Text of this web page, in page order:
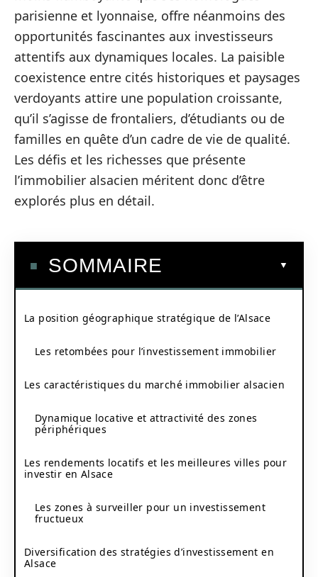
parisienne et lyonnaise, offre néanmoins des
opportunités fascinantes aux investisseurs
attentifs aux dynamiques locales. La paisible
coexistence entre cités historiques et paysages
verdoyants attire une population croissante,
qu’il s’agisse de frontaliers, d’étudiants ou de
familles en quête d’un cadre de vie de qualité.
Les défis et les richesses que présente
l’immobilier alsacien méritent donc d’être
explorés plus en détail.
SOMMAIRE
La position géographique stratégique de l’Alsace
Les retombées pour l’investissement immobilier
Les caractéristiques du marché immobilier alsacien
Dynamique locative et attractivité des zones
périphériques
Les rendements locatifs et les meilleures villes pour
investir en Alsace
Les zones à surveiller pour un investissement
fructueux
Diversification des stratégies d’investissement en
Alsace